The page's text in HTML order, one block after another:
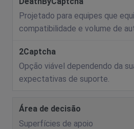
Projetado para equipes que
compatibilidade e volume de
Opção viável dependendo da
expectativas de suporte.
Superfícies de apoio